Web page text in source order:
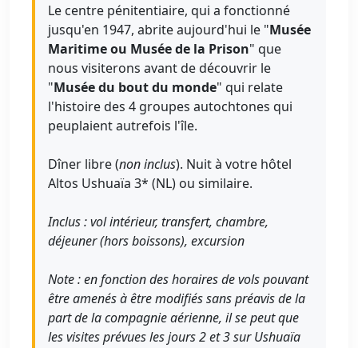
Le centre pénitentiaire, qui a fonctionné
jusqu'en 1947, abrite aujourd'hui le "Musée
Maritime ou Musée de la Prison" que
nous visiterons avant de découvrir le
"Musée du bout du monde" qui relate
l'histoire des 4 groupes autochtones qui
peuplaient autrefois l'île.
Dîner libre (non inclus). Nuit à votre hôtel
Altos Ushuaïa 3* (NL) ou similaire.
Inclus : vol intérieur, transfert, chambre,
déjeuner (hors boissons), excursion
Note : en fonction des horaires de vols pouvant
être amenés à être modifiés sans préavis de la
part de la compagnie aérienne, il se peut que
les visites prévues les jours 2 et 3 sur Ushuaïa